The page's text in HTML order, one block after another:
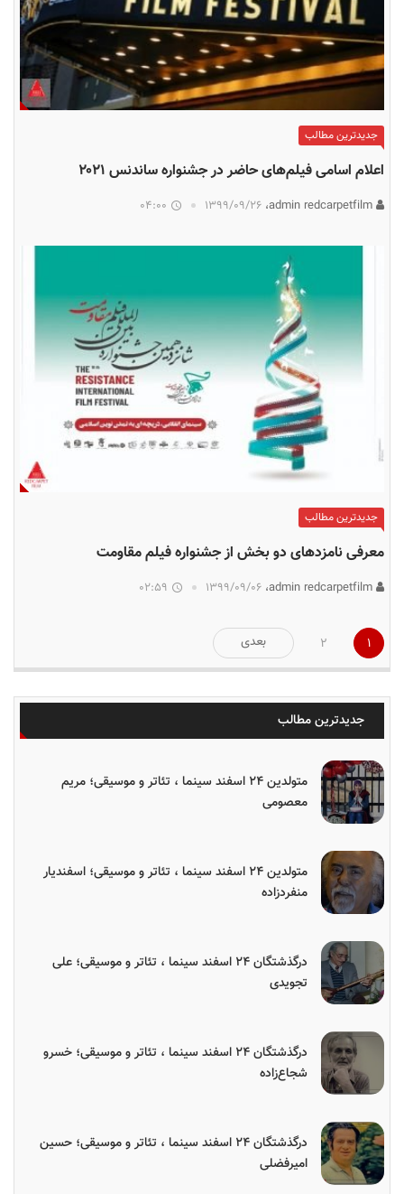
جدیدترین مطالب
اعلام اسامی فیلم‌های حاضر در جشنواره ساندنس ۲۰۲۱
۱۳۹۹/۰۹/۲۶ 04:00
جدیدترین مطالب
معرفی نامزدهای دو بخش از جشنواره فیلم مقاومت
۱۳۹۹/۰۹/۰۶ 02:59
صفحه‌بندی
نوشته‌ها
1
2 بعدی
جدیدترین مطالب
متولدین ۲۴ اسفند سینما ، تئاتر و موسیقی؛ مریم
معصومی
متولدین ۲۴ اسفند سینما ، تئاتر و موسیقی؛ اسفندیار
منفردزاده
درگذشتگان ۲۴ اسفند سینما ، تئاتر و موسیقی؛ علی
تجویدی
درگذشتگان ۲۴ اسفند سینما ، تئاتر و موسیقی؛ خسرو
شجاع‌زاده
درگذشتگان ۲۴ اسفند سینما ، تئاتر و موسیقی؛ حسین
امیرفضلی